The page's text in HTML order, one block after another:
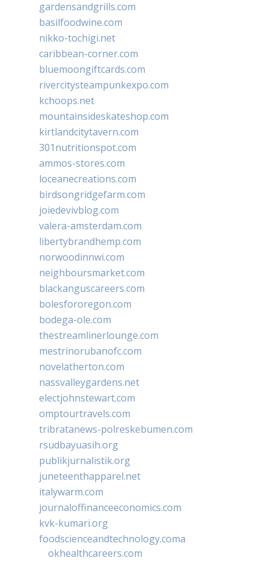
gardensandgrills.com
basilfoodwine.com
nikko-tochigi.net
caribbean-corner.com
bluemoongiftcards.com
rivercitysteampunkexpo.com
kchoops.net
mountainsideskateshop.com
kirtlandcitytavern.com
301nutritionspot.com
ammos-stores.com
loceanecreations.com
birdsongridgefarm.com
joiedevivblog.com
valera-amsterdam.com
libertybrandhemp.com
norwoodinnwi.com
neighboursmarket.com
blackanguscareers.com
bolesfororegon.com
bodega-ole.com
thestreamlinerlounge.com
mestrinorubanofc.com
novelatherton.com
nassvalleygardens.net
electjohnstewart.com
omptourtravels.com
tribratanews-polreskebumen.com
rsudbayuasih.org
publikjurnalistik.org
juneteenthapparel.net
italywarm.com
journaloffinanceeconomics.com
kvk-kumari.org
foodscienceandtechnology.coma
okhealthcareers.com